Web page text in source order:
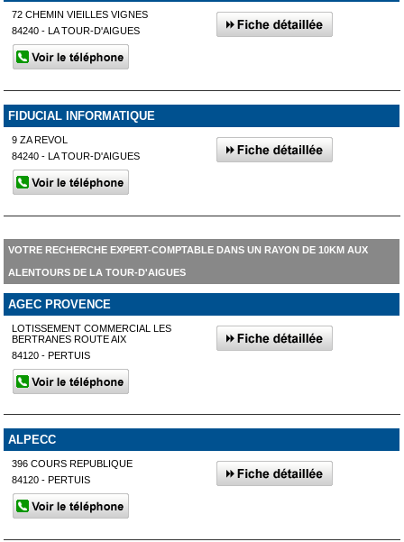
72 CHEMIN VIEILLES VIGNES
84240 - LA TOUR-D'AIGUES
FIDUCIAL INFORMATIQUE
9 ZA REVOL
84240 - LA TOUR-D'AIGUES
VOTRE RECHERCHE EXPERT-COMPTABLE DANS UN RAYON DE 10KM AUX
ALENTOURS DE LA TOUR-D'AIGUES
AGEC PROVENCE
LOTISSEMENT COMMERCIAL LES
BERTRANES ROUTE AIX
84120 - PERTUIS
ALPECC
396 COURS REPUBLIQUE
84120 - PERTUIS